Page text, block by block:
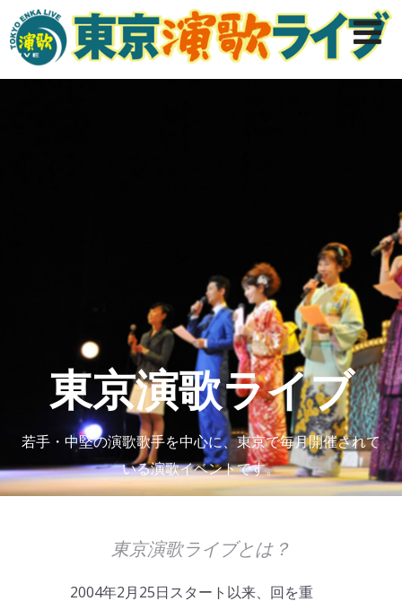
東京演歌ライブ
若手・中堅の演歌歌手を中心に、東京で毎月開催されて
いる演歌イベントです。
東京演歌ライブとは？
2004年2月25日スタート以来、回を重